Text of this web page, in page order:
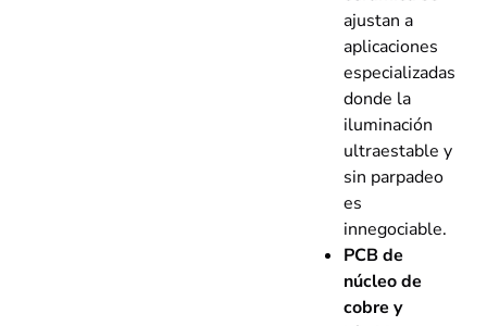
ajustan a
aplicaciones
especializadas
donde la
iluminación
ultraestable y
sin parpadeo
es
innegociable.
PCB de
núcleo de
cobre y